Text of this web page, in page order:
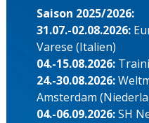
Saison 2025/2026:
31.07.-02.08.2026:
Varese (Italien)
04.-15.08.2026:
24.-30.08.2026:
Amsterdam
04.-06.09.2026:SH